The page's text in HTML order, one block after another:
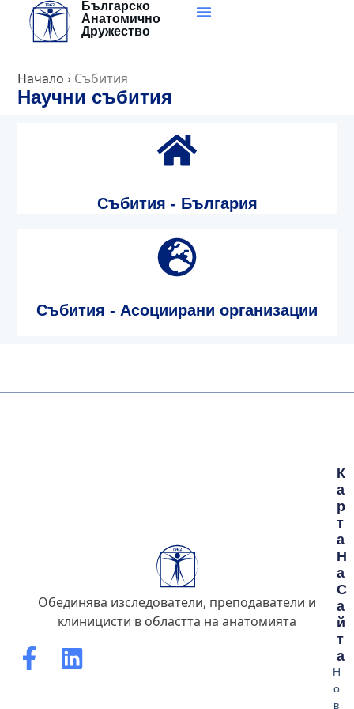
content
Българско
Анатомично
Дружество
Начало › Събития
Научни събития
Събития - България
Събития - Асоциирани организации
Обединява изследователи, преподаватели и
клиницисти в областта на анатомията
К
А
Р
Т
А
Н
А
С
А
Й
Т
А
Н
о
в